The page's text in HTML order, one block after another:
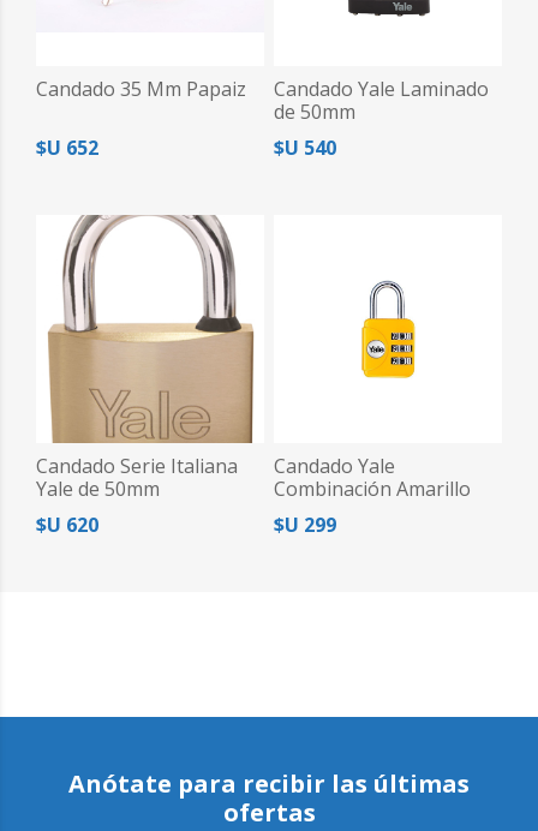
Candado 35 Mm Papaiz
$U 652
Candado Yale Laminado
de 50mm
$U 540
Candado Serie Italiana
Yale de 50mm
$U 620
Candado Yale
Combinación Amarillo
$U 299
Anótate para recibir las últimas
ofertas